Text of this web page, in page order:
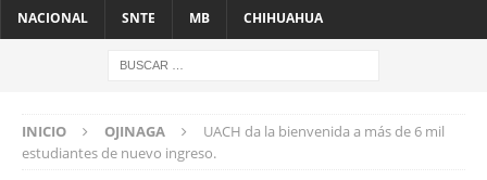
NACIONAL SNTE MB CHIHUAHUA
INICIO OJINAGA
UACH da la bienvenida a más de 6 mil
estudiantes de nuevo ingreso.